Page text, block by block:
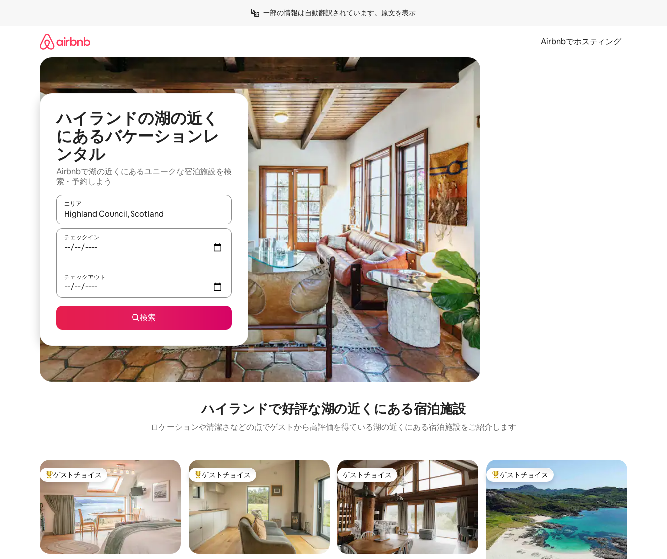
一部の情報は自動翻訳されています。 原文を表示
Airbnbでホスティング
ハイランドの湖の近く
にあるバケーションレ
ンタル
Airbnbで湖の近くにあるユニークな宿泊施設を検
索・予約しよう
エリア
検索結果が表示されたら、上下の矢印キーを使って移動するか、画面をタッチまたはスワイプして検索結果を確認することができます。
チェックイン
チェックアウト
検索
ハイランドで好評な湖の近くにある宿泊施設
ロケーションや清潔さなどの点でゲストから高評価を得ている湖の近くにある宿泊施設をご紹介します
大好評のゲストチョイスです。
ゲストチョイス 大好評のゲストチョイスです。
ゲストチョイス ゲストチョイス
ゲストチョイス 大好評のゲストチョイスです。
ゲストチョイス